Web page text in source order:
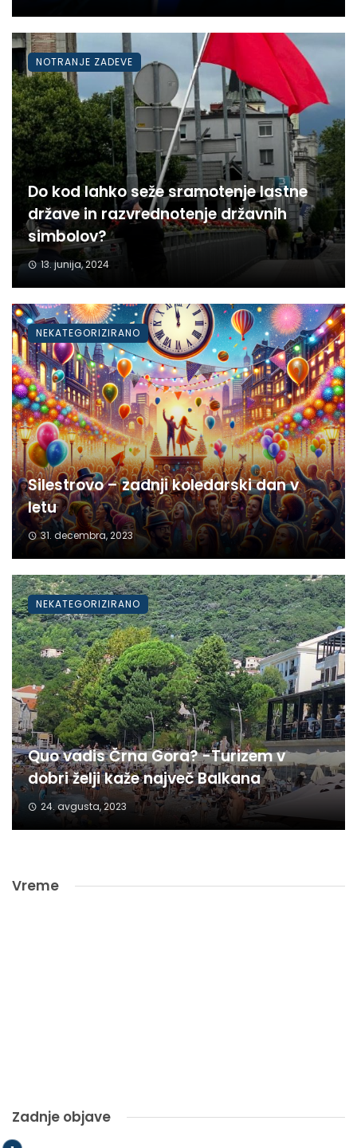
Do kod lahko seže sramotenje lastne
države in razvrednotenje državnih
simbolov?
13. junija, 2024
NOTRANJE ZADEVE
Silestrovo – zadnji koledarski dan v
letu
31. decembra, 2023
NEKATEGORIZIRANO
Quo vadis Črna Gora? -Turizem v
dobri želji kaže največ Balkana
24. avgusta, 2023
NEKATEGORIZIRANO
Vreme
Zadnje objave